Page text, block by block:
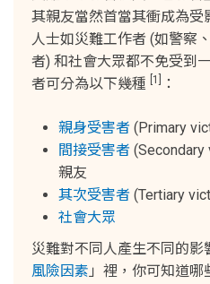
其親友當然首當其衝成為受
人士如災難工作者 (如警察
者) 和社會大眾都不免受到
者可分為以下幾種
[1] ：
親身受害者 (Primary
間接受害者
親友
其次受害者 (Tertiary
社會大眾
災難對不同人產生不同的影
風險因素 」裡，你可知道